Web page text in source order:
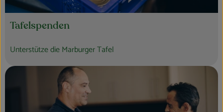
Tafelspenden
Unterstütze die Marburger Tafel